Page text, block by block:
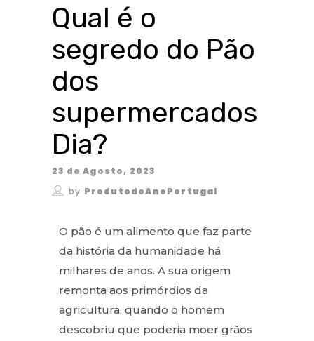
Qual é o
segredo do Pão
dos
supermercados
Dia?
23 de Agosto, 2023
by ProdutodoAnoPortugal
O pão é um alimento que faz parte
da história da humanidade há
milhares de anos. A sua origem
remonta aos primórdios da
agricultura, quando o homem
descobriu que poderia moer grãos